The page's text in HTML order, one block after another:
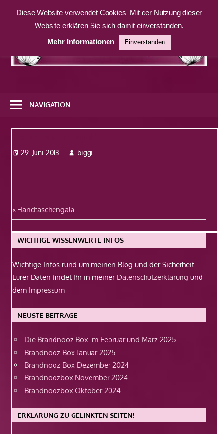
Inhalt
weitere
Website
NAVIGATION
29. Juni 2013 biggi
Beitragsnavigation
Vorheriger
Beitrag:
Handtaschengala
WICHTIGE WISSENWERTE INFOS
Wichtige Infos rund um meinen Blog und der Sicherheit
Eurer Daten findet Ihr in meiner Datenschutzerklärung und
dem Impressum
NEUSTE BEITRÄGE
Die Brandnooz Box im Februar und März 2025
Brandnooz Box Januar 2025
Brandnooz Box Dezember 2024
Brandnoozbox November 2024
Brandnoozbox Oktober 2024
ERKLÄRUNG ZU GELINKTEN SEITEN!
Diese Website verwendet Cookies. Mit der Nutzung dieser
Website erklären Sie sich damit einverstanden.
Mehr Informationen
Einverstanden